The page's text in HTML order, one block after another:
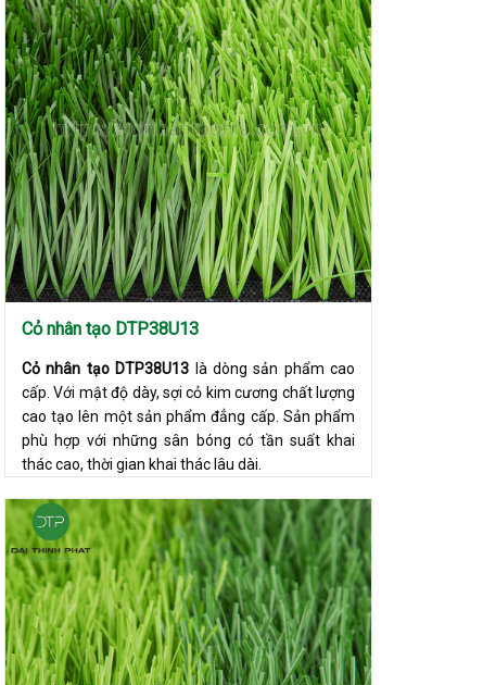
Cỏ nhân tạo DTP38U13
Cỏ nhân tạo DTP38U13 là dòng sản phẩm cao
cấp. Với mật độ dày, sợi cỏ kim cương chất lượng
cao tạo lên một sản phẩm đẳng cấp. Sản phẩm
phù hợp với những sân bóng có tần suất khai
thác cao, thời gian khai thác lâu dài.